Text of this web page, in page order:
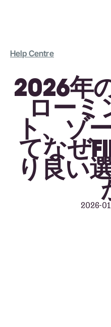
Help Centre
2026年
ローミ
ト、ゾ
てなぜ
り良い
2026-